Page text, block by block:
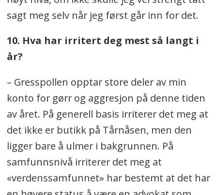
sagt meg selv når jeg først går inn for det.
10. Hva har irritert deg mest så langt i
år?
– Gresspollen opptar store deler av min
konto for gørr og aggresjon på denne tiden
av året. På generell basis irriterer det meg at
det ikke er butikk på Tårnåsen, men den
ligger bare å ulmer i bakgrunnen. På
samfunnsnivå irriterer det meg at
«verdenssamfunnet» har bestemt at det har